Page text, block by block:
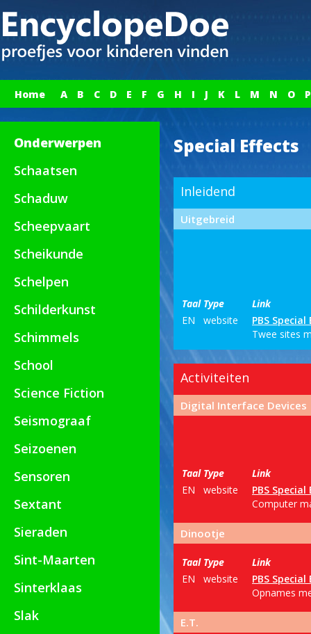
Home A B C D E F G H I J K L M N O P
Onderwerpen
Schaatsen
Schaduw
Scheepvaart
Scheikunde
Schelpen
Schilderkunst
Schimmels
School
Science Fiction
Seismograaf
Seizoenen
Sensoren
Sextant
Sieraden
Sint-Maarten
Sinterklaas
Slak
Special Effects
Inleidend
Uitgebreid
Taal Type
Link
EN
website
PBS Special
Twee sites
Activiteiten
Digital Interface Devices
Taal Type
Link
EN
website
PBS Special
Computer
Dinootje
Taal Type
Link
EN
website
PBS Special
Opnames
E.T.